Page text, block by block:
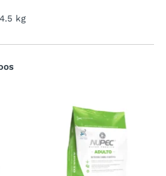
4.5 kg